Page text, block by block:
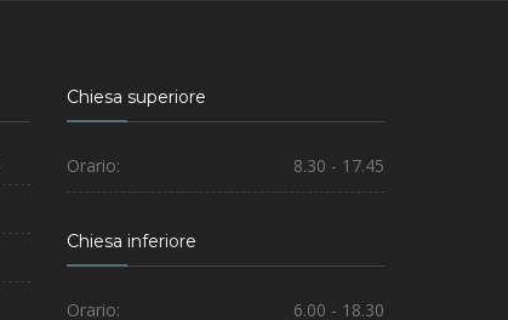
Chiesa superiore
Orario: 8.30 - 17.45
Chiesa inferiore
Orario: 6.00 - 18.30